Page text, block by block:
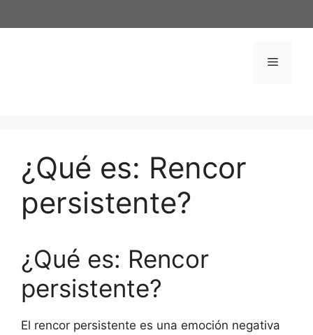
al
Menú
¿Qué es: Rencor
persistente?
¿Qué es: Rencor
persistente?
El rencor persistente es una emoción negativa